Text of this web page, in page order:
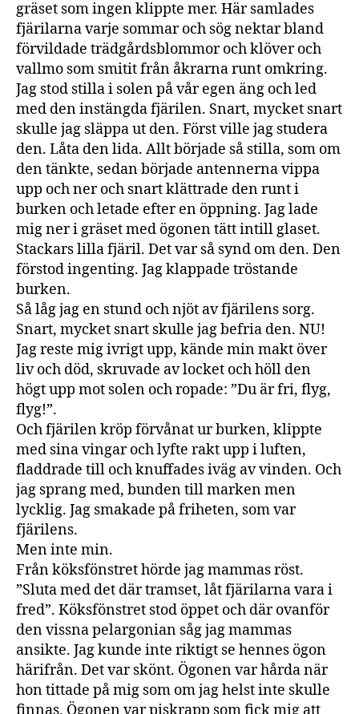
gräset som ingen klippte mer. Här samlades
fjärilarna varje sommar och sög nektar bland
förvildade trädgårdsblommor och klöver och
vallmo som smitit från åkrarna runt omkring.
Jag stod stilla i solen på vår egen äng och led
med den instängda fjärilen. Snart, mycket snart
skulle jag släppa ut den. Först ville jag studera
den. Låta den lida. Allt började så stilla, som om
den tänkte, sedan började antennerna vippa
upp och ner och snart klättrade den runt i
burken och letade efter en öppning. Jag lade
mig ner i gräset med ögonen tätt intill glaset.
Stackars lilla fjäril. Det var så synd om den. Den
förstod ingenting. Jag klappade tröstande
burken.
Så låg jag en stund och njöt av fjärilens sorg.
Snart, mycket snart skulle jag befria den. NU!
Jag reste mig ivrigt upp, kände min makt över
liv och död, skruvade av locket och höll den
högt upp mot solen och ropade: ”Du är fri, flyg,
flyg!”.
Och fjärilen kröp förvånat ur burken, klippte
med sina vingar och lyfte rakt upp i luften,
fladdrade till och knuffades iväg av vinden. Och
jag sprang med, bunden till marken men
lycklig. Jag smakade på friheten, som var
fjärilens.
Men inte min.
Från köksfönstret hörde jag mammas röst.
”Sluta med det där tramset, låt fjärilarna vara i
fred”. Köksfönstret stod öppet och där ovanför
den vissna pelargonian såg jag mammas
ansikte. Jag kunde inte riktigt se hennes ögon
härifrån. Det var skönt. Ögonen var hårda när
hon tittade på mig som om jag helst inte skulle
finnas. Ögonen var piskrapp som fick mig att